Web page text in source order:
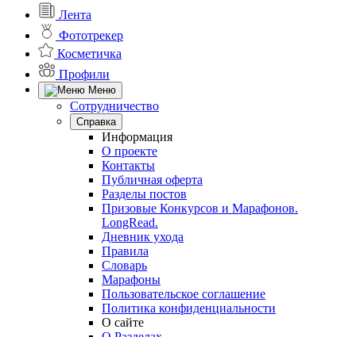
Лента
Фототрекер
Косметичка
Профили
Меню
Сотрудничество
Справка
Информация
О проекте
Контакты
Публичная оферта
Разделы постов
Призовые Конкурсов и Марафонов.
LongRead.
Дневник ухода
Правила
Словарь
Марафоны
Пользовательское соглашение
Политика конфиденциальности
О сайте